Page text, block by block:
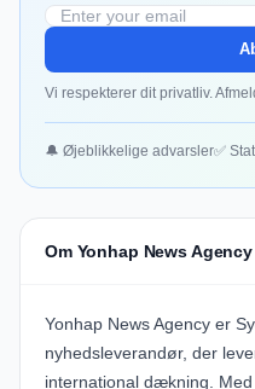
Vi respekterer dit privatliv.
🔔 Øjeblikkelige advarsler✅
Om Yonhap News Agency
Yonhap News Agency er
nyhedsleverandør, der
international dækning.